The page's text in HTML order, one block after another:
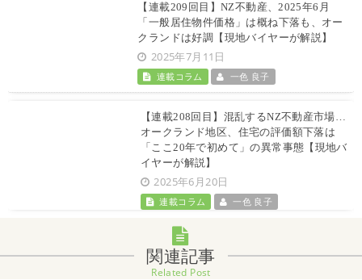
【連載209回目】NZ不動産、2025年6月
「一般居住物件価格」は概ね下落も、オー
クランドは好調【現地バイヤーが解説】
2025年7月11日
連載コラム 一色 良子
【連載208回目】混乱するNZ不動産市場…
オークランド地区、住宅の評価額下落は
「ここ20年で初めて」の異常事態【現地バ
イヤーが解説】
2025年6月20日
連載コラム 一色 良子
関連記事
Related Post